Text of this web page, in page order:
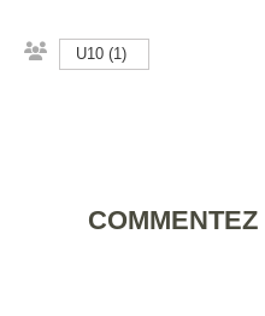
U10 (1)
COMMENTEZ